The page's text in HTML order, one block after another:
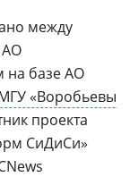
между
АО
на базе АО
«Воробьевы
проекта
СиДиСи»